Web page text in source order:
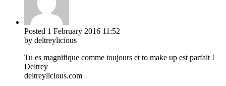
Posted 1 February 2016 11:52
by deltreylicious
Tu es magnifique comme toujours et to make up est parfait !
Deltrey
deltreylicious.com